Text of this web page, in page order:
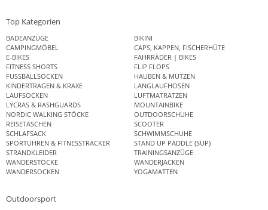
Top Kategorien
BADEANZÜGE
BIKINI
CAMPINGMÖBEL
CAPS, KAPPEN, FISCHERHÜTE
E-BIKES
FAHRRÄDER | BIKES
FITNESS SHORTS
FLIP FLOPS
FUSSBALLSOCKEN
HAUBEN & MÜTZEN
KINDERTRAGEN & KRAXE
LANGLAUFHOSEN
LAUFSOCKEN
LUFTMATRATZEN
LYCRAS & RASHGUARDS
MOUNTAINBIKE
NORDIC WALKING STÖCKE
OUTDOORSCHUHE
REISETASCHEN
SCOOTER
SCHLAFSACK
SCHWIMMSCHUHE
SPORTUHREN & FITNESSTRACKER
STAND UP PADDLE (SUP)
STRANDKLEIDER
TRAININGSANZÜGE
WANDERSTÖCKE
WANDERJACKEN
WANDERSOCKEN
YOGAMATTEN
Outdoorsport